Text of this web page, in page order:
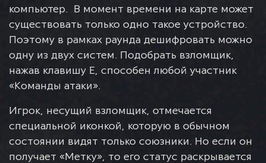
компьютер. В момент времени на карте может
существовать только одно такое устройство.
Поэтому в рамках раунда дешифровать можно
одну из двух систем. Подобрать взломщик,
нажав клавишу E, способен любой участник
«Команды атаки».
Игрок, несущий взломщик, отмечается
специальной иконкой, которую в обычном
состоянии видят только союзники. Но если он
получает «Метку», то его статус раскрывается